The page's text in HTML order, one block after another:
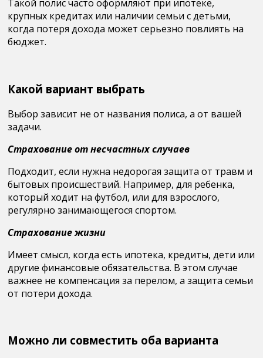
Такой полис часто оформляют при ипотеке,
крупных кредитах или наличии семьи с детьми,
когда потеря дохода может серьезно повлиять на
бюджет.
Какой вариант выбрать
Выбор зависит не от названия полиса, а от вашей
задачи.
Страхование от несчастных случаев
Подходит, если нужна недорогая защита от травм и
бытовых происшествий. Например, для ребенка,
который ходит на футбол, или для взрослого,
регулярно занимающегося спортом.
Страхование жизни
Имеет смысл, когда есть ипотека, кредиты, дети или
другие финансовые обязательства. В этом случае
важнее не компенсация за перелом, а защита семьи
от потери дохода.
Можно ли совместить оба варианта